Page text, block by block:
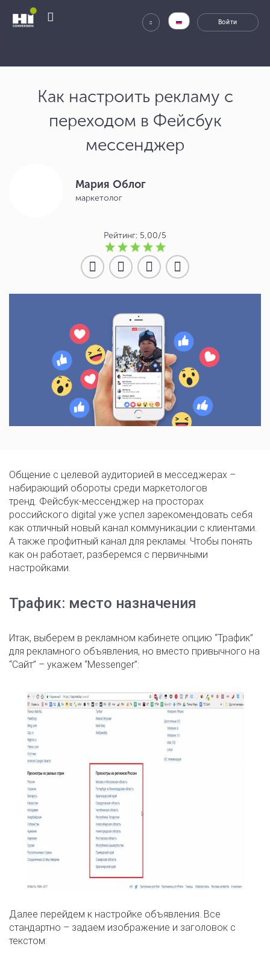
Как настроить рекламу с
переходом в Фейсбук
мессенджер
Мария Облог
маркетолог
Рейтинг: 5,00/5
Общение с целевой аудиторией в месседжерах –
набирающий обороты среди маркетологов
тренд. Фейсбук-мессенджер на просторах
российского digital уже успел зарекомендовать себя
как отличный новый канал коммуникации с клиентами.
А также профитный канал для рекламы. Чтобы понять
как он работает, разберемся с первичными
настройками.
Трафик: место назначения
Итак, выберем в рекламном кабинете опцию “Трафик”
для рекламного объявления, но вместо привычного на
“Сайт” – укажем “Messenger”:
Далее перейдем к настройке объявления. Все
стандартно – задаем изображение и заголовок с
текстом: